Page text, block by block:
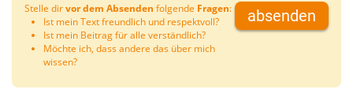
Stelle dirvor dem Absenden folgende Fragen:
Ist mein Text freundlich und respektvoll?
Ist mein Beitrag für alle verständlich?
Möchte ich, dass andere das über mich
wissen?
absenden